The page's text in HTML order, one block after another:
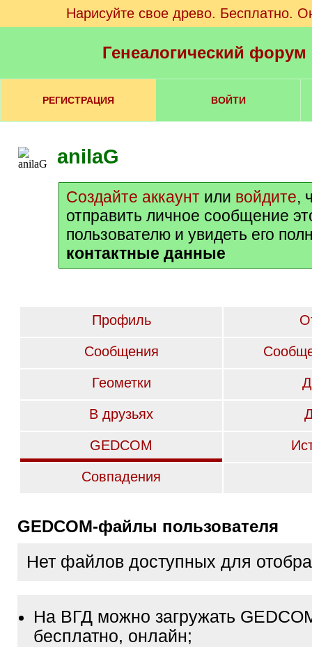
Нарисуйте свое древо. Бесплатно.
Генеалогический
РЕГИСТРАЦИЯ ВОЙТИ
anilaG
Создайте аккаунт или войдите,
отправить личное сообщение
пользователю и увидеть его
контактные данные
Профиль
Сообщения
Геометки
В друзьях
GEDCOM
Совпадения
GEDCOM-файлы пользователя
Нет файлов доступных для
На ВГД можно загружать
бесплатно, онлайн;